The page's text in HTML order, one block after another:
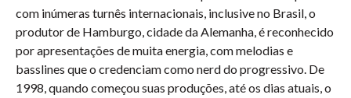
com inúmeras turnês internacionais, inclusive no Brasil, o
produtor de Hamburgo, cidade da Alemanha, é reconhecido
por apresentações de muita energia, com melodias e
basslines que o credenciam como nerd do progressivo. De
1998, quando começou suas produções, até os dias atuais, o